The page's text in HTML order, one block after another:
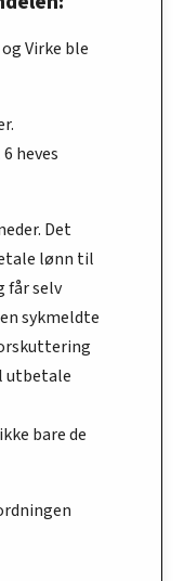
Virke ble
heves
Det
lønn til
får selv
sykmeldte
utbetale
bare de